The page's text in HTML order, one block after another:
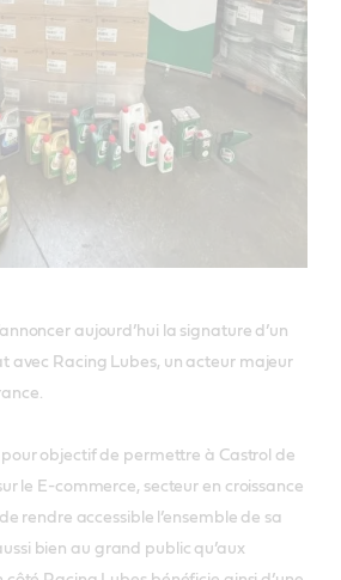
aujourd’hui la signature d’un
avec Racing Lubes, un acteur majeur
objectif de permettre à Castrol de
le E-commerce, secteur en croissance
rendre accessible l’ensemble de sa
bien au grand public qu’aux